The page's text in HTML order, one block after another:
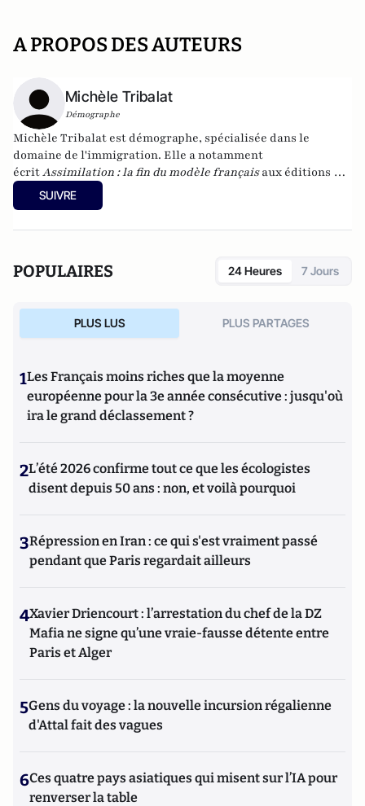
A PROPOS DES AUTEURS
Michèle Tribalat
Démographe
Michèle Tribalat est démographe, spécialisée dans le
domaine de l'immigration. Elle a notamment
écritAssimilation : la fin du modèle français aux éditions du
Toucan (2013). Son dernier ouvrage
et souci de la vérité
SUIVRE
POPULAIRES 24 Heures 7 Jours
PLUS LUS PLUS PARTAGES
1Les Français moins riches que la moyenne
européenne pour la 3e année consécutive : jusqu'où
ira le grand déclassement ?
2L’été 2026 confirme tout ce que les écologistes
disent depuis 50 ans : non, et voilà pourquoi
3Répression en Iran : ce qui s'est vraiment passé
pendant que Paris regardait ailleurs
4Xavier Driencourt : l’arrestation du chef de la DZ
Mafia ne signe qu’une vraie-fausse détente entre
Paris et Alger
5Gens du voyage : la nouvelle incursion régalienne
d'Attal fait des vagues
6Ces quatre pays asiatiques qui misent sur l’IA pour
renverser la table